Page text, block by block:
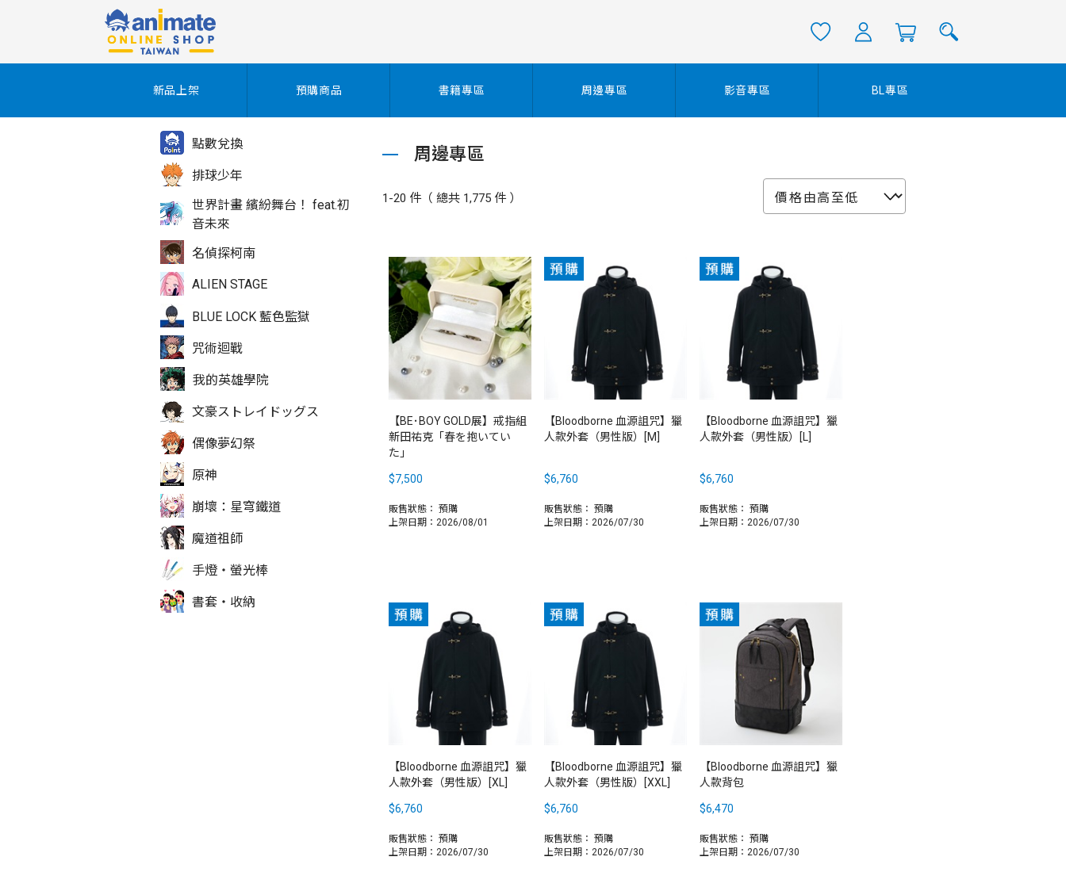
點數兌換
排球少年
世界計畫 繽紛舞台！ feat.初
音未來
名偵探柯南
ALIEN STAGE
BLUE LOCK 藍色監獄
咒術迴戰
我的英雄學院
文豪ストレイドッグス
偶像夢幻祭
原神
崩壞：星穹鐵道
魔道祖師
手燈‧螢光棒
書套‧收納
新品上架 預購商品 書籍專區 周邊專區 影音專區 BL專區
周邊專區
1-20 件（ 總共 1,775 件 ）
【BE･BOY GOLD展】戒指組
新田祐克「春を抱いてい
た」
$7,500
販售狀態： 預購
上架日期：2026/08/01
【Bloodborne 血源詛咒】獵
人款外套（男性版）[M]
$6,760
販售狀態： 預購
上架日期：2026/07/30
【Bloodborne 血源詛咒】獵
人款外套（男性版）[L]
$6,760
販售狀態： 預購
上架日期：2026/07/30
【Bloodborne 血源詛咒】獵
人款外套（男性版）[XL]
$6,760
販售狀態： 預購
上架日期：2026/07/30
【Bloodborne 血源詛咒】獵
人款外套（男性版）[XXL]
$6,760
販售狀態： 預購
上架日期：2026/07/30
【Bloodborne 血源詛咒】獵
人款背包
$6,470
販售狀態： 預購
上架日期：2026/07/30